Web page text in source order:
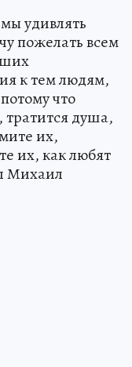
удивлять
пожелать всем
к тем людям,
что
душа,
их,
их, как любят
Михаил